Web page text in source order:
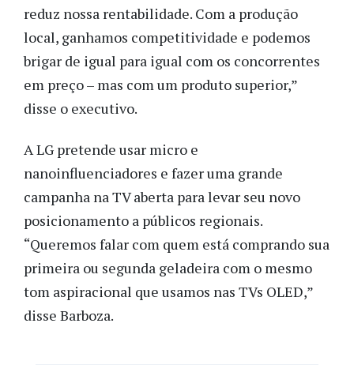
reduz nossa rentabilidade. Com a produção
local, ganhamos competitividade e podemos
brigar de igual para igual com os concorrentes
em preço – mas com um produto superior,”
disse o executivo.
A LG pretende usar micro e
nanoinfluenciadores e fazer uma grande
campanha na TV aberta para levar seu novo
posicionamento a públicos regionais.
“Queremos falar com quem está comprando sua
primeira ou segunda geladeira com o mesmo
tom aspiracional que usamos nas TVs OLED,”
disse Barboza.